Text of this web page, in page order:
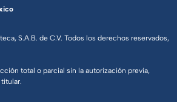
S.A.B. de C.V. Todos los derechos reservados,
total o parcial sin la autorización previa,